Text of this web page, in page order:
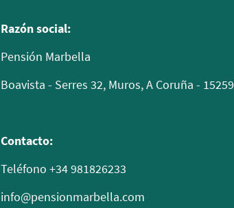
Razón social:
Pensión Marbella
Boavista - Serres 32, Muros, A Coruña - 15259
Contacto:
Teléfono +34 981826233
info@pensionmarbella.com